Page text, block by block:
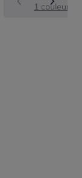
1 couleur